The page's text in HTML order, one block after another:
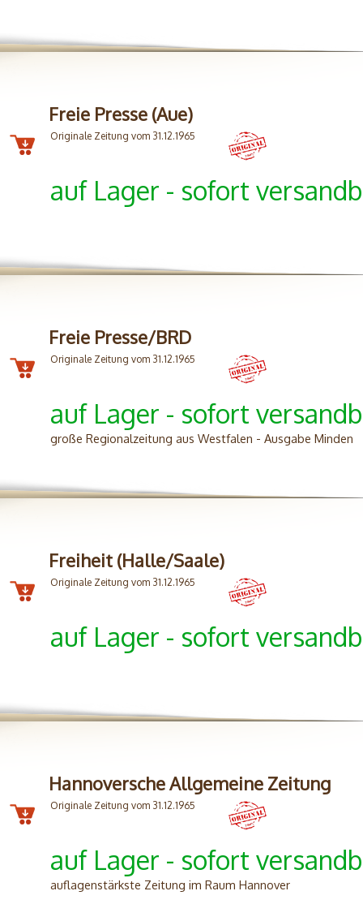
Freie Presse (Aue)
Originale Zeitung vom 31.12.1965
auf Lager - sofort
Freie Presse/BRD
Originale Zeitung vom 31.12.1965
auf Lager - sofort
große Regionalzeitung aus Westfalen - Ausgabe Minden
Freiheit (Halle/Saale)
Originale Zeitung vom 31.12.1965
auf Lager - sofort
Hannoversche Allgemeine Zeitung
Originale Zeitung vom 31.12.1965
auf Lager - sofort
auflagenstärkste Zeitung im Raum Hannover